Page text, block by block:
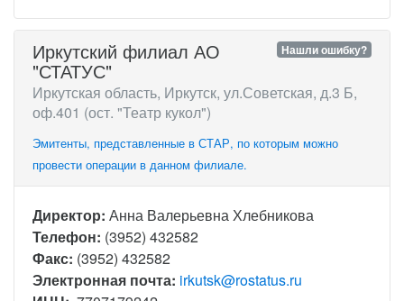
Нашли ошибку?
Иркутский филиал АО
"СТАТУС"
Иркутская область, Иркутск, ул.Советская, д.3 Б,
оф.401 (ост. "Театр кукол")
Эмитенты, представленные в СТАР, по которым можно
провести операции в данном филиале.
Директор: Анна Валерьевна Хлебникова
Телефон: (3952) 432582
Факс: (3952) 432582
Электронная почта: irkutsk@rostatus.ru